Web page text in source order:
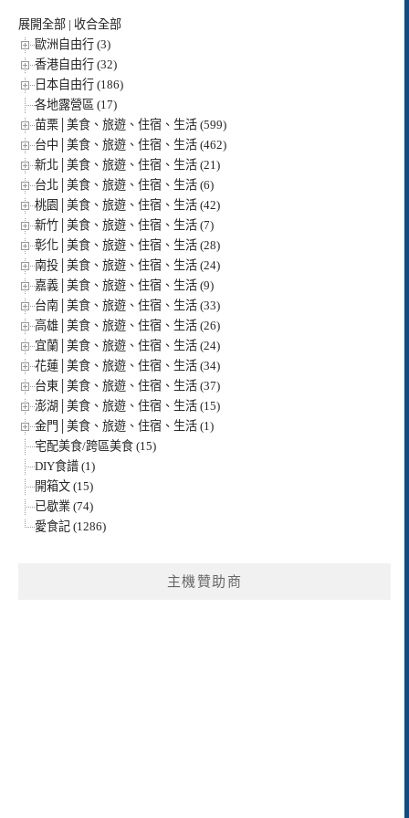
展開全部 | 收合全部
歐洲自由行 (3)
香港自由行 (32)
日本自由行 (186)
各地露營區 (17)
苗栗│美食、旅遊、住宿、生活 (599)
台中│美食、旅遊、住宿、生活 (462)
新北│美食、旅遊、住宿、生活 (21)
台北│美食、旅遊、住宿、生活 (6)
桃園│美食、旅遊、住宿、生活 (42)
新竹│美食、旅遊、住宿、生活 (7)
彰化│美食、旅遊、住宿、生活 (28)
南投│美食、旅遊、住宿、生活 (24)
嘉義│美食、旅遊、住宿、生活 (9)
台南│美食、旅遊、住宿、生活 (33)
高雄│美食、旅遊、住宿、生活 (26)
宜蘭│美食、旅遊、住宿、生活 (24)
花蓮│美食、旅遊、住宿、生活 (34)
台東│美食、旅遊、住宿、生活 (37)
澎湖│美食、旅遊、住宿、生活 (15)
金門│美食、旅遊、住宿、生活 (1)
宅配美食/跨區美食 (15)
DIY食譜 (1)
開箱文 (15)
已歇業 (74)
愛食記 (1286)
主機贊助商